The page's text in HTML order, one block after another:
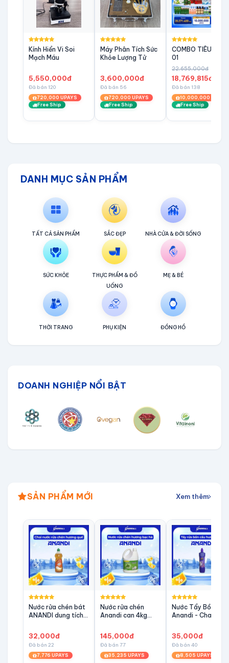
Kính Hiển Vi Soi
Mạch Máu
5,550,000đ
Đã bán 120
720,000 UPAYS
Free Ship
Máy Phân Tích Sức
Khỏe Lượng Tử
3,600,000đ
Đã bán 56
720,000 UPAYS
Free Ship
COMBO TIÊU
01
22,655,000đ
18,769,815đ
Đã bán 138
10,000,000 UPAYS
Free Ship
DANH MỤC SẢN PHẨM
TẤT CẢ SẢN PHẨM SẮC ĐẸP NHÀ CỬA & ĐỜI SỐNG
SỨC KHỎE
THỰC PHẨM & ĐỒ
UỐNG
MẸ & BÉ
THỜI TRANG PHỤ KIỆN ĐỒNG HỒ
DOANH NGHIỆP NỔI BẬT
SẢN PHẨM MỚI Xem thêm
Nước rửa chén bát
ANANDI dung tích
cho da hương Quế
32,000đ
Đã bán 22
7,776 UPAYS
Nước rửa chén
Anandi can 4kg
nhiên - bạc hà
145,000đ
Đã bán 77
35,235 UPAYS
Nước Tẩy Bồn Cầu
Anandi - Chai
Tiện lợi, đa năng,
Sạch Bóng Mọi Vết
Ố
35,000đ
Đã bán 40
8,505 UPAYS